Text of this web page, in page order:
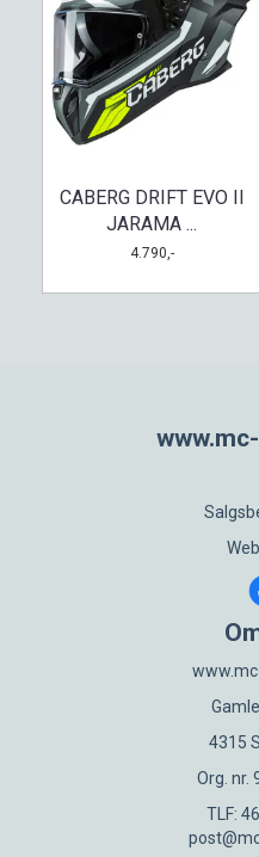
CABERG DRIFT EVO II
JARAMA ...
4.790,-
4315
Org. nr.
TLF: